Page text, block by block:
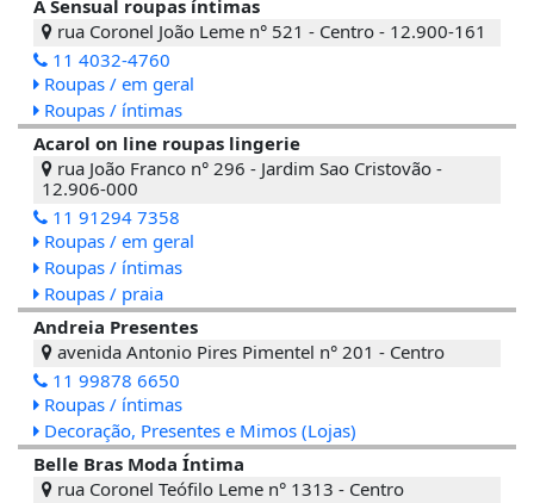
A Sensual roupas íntimas
rua Coronel João Leme n° 521 - Centro - 12.900-161
11 4032-4760
Roupas / em geral
Roupas / íntimas
Acarol on line roupas lingerie
rua João Franco n° 296 - Jardim Sao Cristovão -
12.906-000
11 91294 7358
Roupas / em geral
Roupas / íntimas
Roupas / praia
Andreia Presentes
avenida Antonio Pires Pimentel n° 201 - Centro
11 99878 6650
Roupas / íntimas
Decoração, Presentes e Mimos (Lojas)
Belle Bras Moda Íntima
rua Coronel Teófilo Leme n° 1313 - Centro